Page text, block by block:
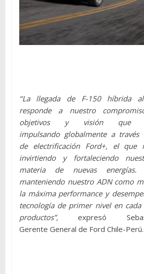
‘‘La llegada de F-150 híbrida
responde a nuestro
objetivos y visión que
impulsando globalmente a
de electrificación Ford+, el que
invirtiendo y fortaleciendo
materia de nuevas energías.
manteniendo nuestro ADN como
la máxima performance y
tecnología de primer nivel en
productos”,expresó
Gerente General de Ford Chile-Perú.